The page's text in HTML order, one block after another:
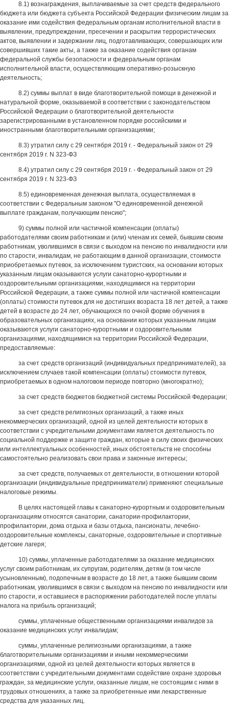
8.1) вознаграждения, выплачиваемые за счет средств федерального
бюджета или бюджета субъекта Российской Федерации физическим лицам за
оказание ими содействия федеральным органам исполнительной власти в
выявлении, предупреждении, пресечении и раскрытии террористических
актов, выявлении и задержании лиц, подготавливающих, совершающих или
совершивших такие акты, а также за оказание содействия органам
федеральной службы безопасности и федеральным органам
исполнительной власти, осуществляющим оперативно-розыскную
деятельность;
8.2) суммы выплат в виде благотворительной помощи в денежной и
натуральной форме, оказываемой в соответствии с законодательством
Российской Федерации о благотворительной деятельности
зарегистрированными в установленном порядке российскими и
иностранными благотворительными организациями;
8.3) утратил силу с 29 сентября 2019 г. - Федеральный закон от 29
сентября 2019 г. N 323-ФЗ
8.4) утратил силу с 29 сентября 2019 г. - Федеральный закон от 29
сентября 2019 г. N 323-ФЗ
8.5) единовременная денежная выплата, осуществляемая в
соответствии с Федеральным законом "О единовременной денежной
выплате гражданам, получающим пенсию";
9) суммы полной или частичной компенсации (оплаты)
работодателями своим работникам и (или) членам их семей, бывшим своим
работникам, уволившимся в связи с выходом на пенсию по инвалидности или
по старости, инвалидам, не работающим в данной организации, стоимости
приобретаемых путевок, за исключением туристских, на основании которых
указанным лицам оказываются услуги санаторно-курортными и
оздоровительными организациями, находящимися на территории
Российской Федерации, а также суммы полной или частичной компенсации
(оплаты) стоимости путевок для не достигших возраста 18 лет детей, а также
детей в возрасте до 24 лет, обучающихся по очной форме обучения в
образовательных организациях, на основании которых указанным лицам
оказываются услуги санаторно-курортными и оздоровительными
организациями, находящимися на территории Российской Федерации,
предоставляемые:
за счет средств организаций (индивидуальных предпринимателей), за
исключением случаев такой компенсации (оплаты) стоимости путевок,
приобретаемых в одном налоговом периоде повторно (многократно);
за счет средств бюджетов бюджетной системы Российской Федерации;
за счет средств религиозных организаций, а также иных
некоммерческих организаций, одной из целей деятельности которых в
соответствии с учредительными документами является деятельность по
социальной поддержке и защите граждан, которые в силу своих физических
или интеллектуальных особенностей, иных обстоятельств не способны
самостоятельно реализовать свои права и законные интересы;
за счет средств, получаемых от деятельности, в отношении которой
организации (индивидуальные предприниматели) применяют специальные
налоговые режимы.
В целях настоящей главы к санаторно-курортным и оздоровительным
организациям относятся санатории, санатории-профилактории,
профилактории, дома отдыха и базы отдыха, пансионаты, лечебно-
оздоровительные комплексы, санаторные, оздоровительные и спортивные
детские лагеря;
10) суммы, уплаченные работодателями за оказание медицинских
услуг своим работникам, их супругам, родителям, детям (в том числе
усыновленным), подопечным в возрасте до 18 лет, а также бывшим своим
работникам, уволившимся в связи с выходом на пенсию по инвалидности или
по старости, и оставшиеся в распоряжении работодателей после уплаты
налога на прибыль организаций;
суммы, уплаченные общественными организациями инвалидов за
оказание медицинских услуг инвалидам;
суммы, уплаченные религиозными организациями, а также
благотворительными организациями и иными некоммерческими
организациями, одной из целей деятельности которых является в
соответствии с учредительными документами содействие охране здоровья
граждан, за медицинские услуги, оказанные лицам, не состоящим с ними в
трудовых отношениях, а также за приобретенные ими лекарственные
средства для указанных лиц.